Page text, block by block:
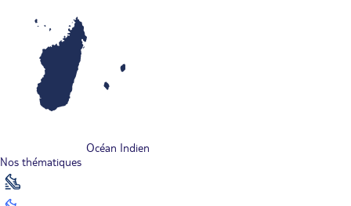
Océan Indien
Nos thématiques